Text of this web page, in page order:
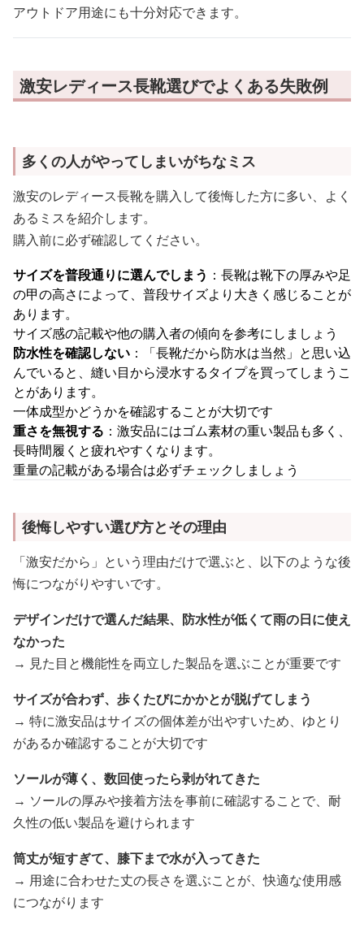
アウトドア用途にも十分対応できます。
激安レディース長靴選びでよくある失敗例
多くの人がやってしまいがちなミス
激安のレディース長靴を購入して後悔した方に多い、よく
あるミスを紹介します。
購入前に必ず確認してください。
サイズを普段通りに選んでしまう ：長靴は靴下の厚みや足
の甲の高さによって、普段サイズより大きく感じることが
あります。
サイズ感の記載や他の購入者の傾向を参考にしましょう
防水性を確認しない ：「長靴だから防水は当然」と思い込
んでいると、縫い目から浸水するタイプを買ってしまうこ
とがあります。
一体成型かどうかを確認することが大切です
重さを無視する ：激安品にはゴム素材の重い製品も多く、
長時間履くと疲れやすくなります。
重量の記載がある場合は必ずチェックしましょう
後悔しやすい選び方とその理由
「激安だから」という理由だけで選ぶと、以下のような後
悔につながりやすいです。
デザインだけで選んだ結果、防水性が低くて雨の日に使え
なかった
→ 見た目と機能性を両立した製品を選ぶことが重要です
サイズが合わず、歩くたびにかかとが脱げてしまう
→ 特に激安品はサイズの個体差が出やすいため、ゆとり
があるか確認することが大切です
ソールが薄く、数回使ったら剥がれてきた
→ ソールの厚みや接着方法を事前に確認することで、耐
久性の低い製品を避けられます
筒丈が短すぎて、膝下まで水が入ってきた
→ 用途に合わせた丈の長さを選ぶことが、快適な使用感
につながります